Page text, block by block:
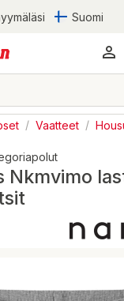
Suomi
/ Vaatteet /
Nkmvimo